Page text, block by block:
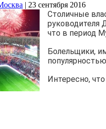
| 23 сентября 2016
Столичные
руководителя
что в период
Болельщики,
популярностью
Интересно,